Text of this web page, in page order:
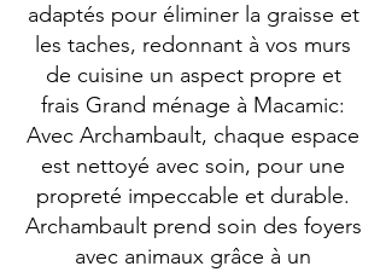
adaptés pour éliminer la graisse et
les taches, redonnant à vos murs
de cuisine un aspect propre et
frais Grand ménage à Macamic:
Avec Archambault, chaque espace
est nettoyé avec soin, pour une
propreté impeccable et durable.
Archambault prend soin des foyers
avec animaux grâce à un